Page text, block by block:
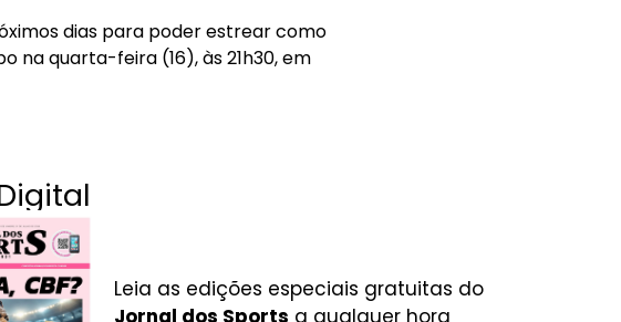
dias para poder estrear como
na quarta-feira (16), às 21h30, em
Leia as edições especiais gratuitas do